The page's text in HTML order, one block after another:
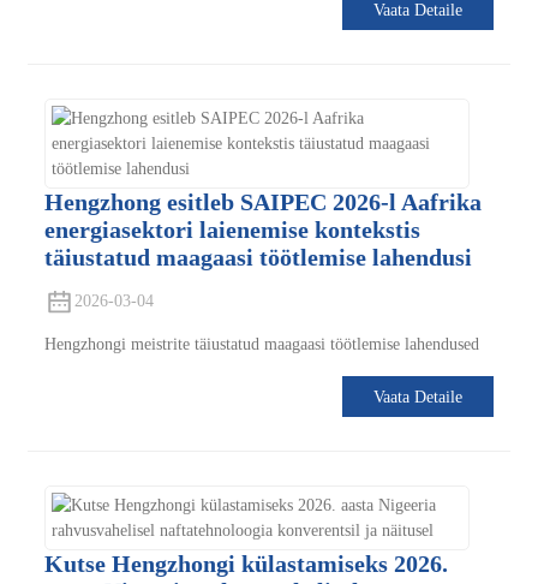
Vaata Detaile
Hengzhong esitleb SAIPEC 2026-l Aafrika
energiasektori laienemise kontekstis
täiustatud maagaasi töötlemise lahendusi
2026-03-04
Hengzhongi meistrite täiustatud maagaasi töötlemise lahendused
Vaata Detaile
Kutse Hengzhongi külastamiseks 2026.